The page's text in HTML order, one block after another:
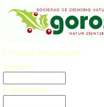
Usuarios registrados
Usuario:
Contraseña: